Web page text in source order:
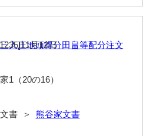
市）
市）
入庄地頭得分田畠等配分注文
1（20の16）
書 ＞ 熊谷家文書
月12日